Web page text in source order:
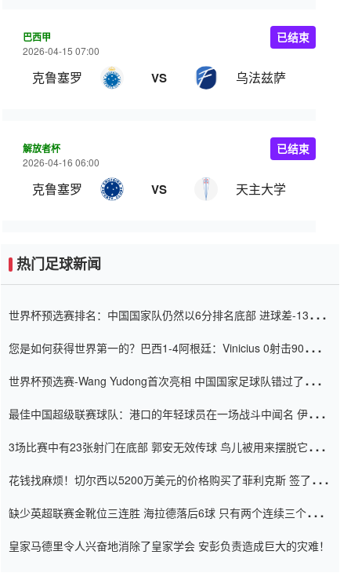
巴西甲
2026-04-15 07:00
克鲁塞罗 VS 乌法兹萨
已结束
解放者杯
2026-04-16 06:00
克鲁塞罗 VS 天主大学
已结束
热门足球新闻
世界杯预选赛排名：中国国家队仍然以6分排名底部 进球差-13令人
您是如何获得世界第一的？巴西1-4阿根廷：Vinicius 0射击90分钟
世界杯预选赛-Wang Yudong首次亮相 中国国家足球队错过了世界
最佳中国超级联赛球队：港口的年轻球员在一场战斗中闻名 伊万放
3场比赛中有23张射门在底部 郭安无效传球 鸟儿被用来摆脱它
花钱找麻烦！切尔西以5200万美元的价格购买了菲利克斯 签了7年
缺少英超联赛金靴位三连胜 海拉德落后6球 只有两个连续三个连续
皇家马德里令人兴奋地消除了皇家学会 安彭负责造成巨大的灾难！